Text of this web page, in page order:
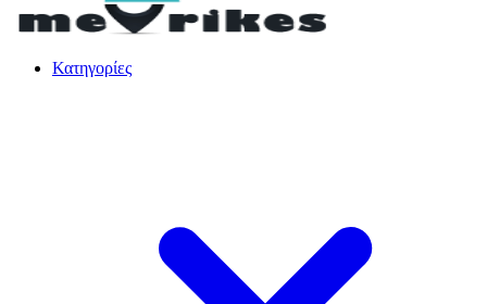
Κατηγορίες